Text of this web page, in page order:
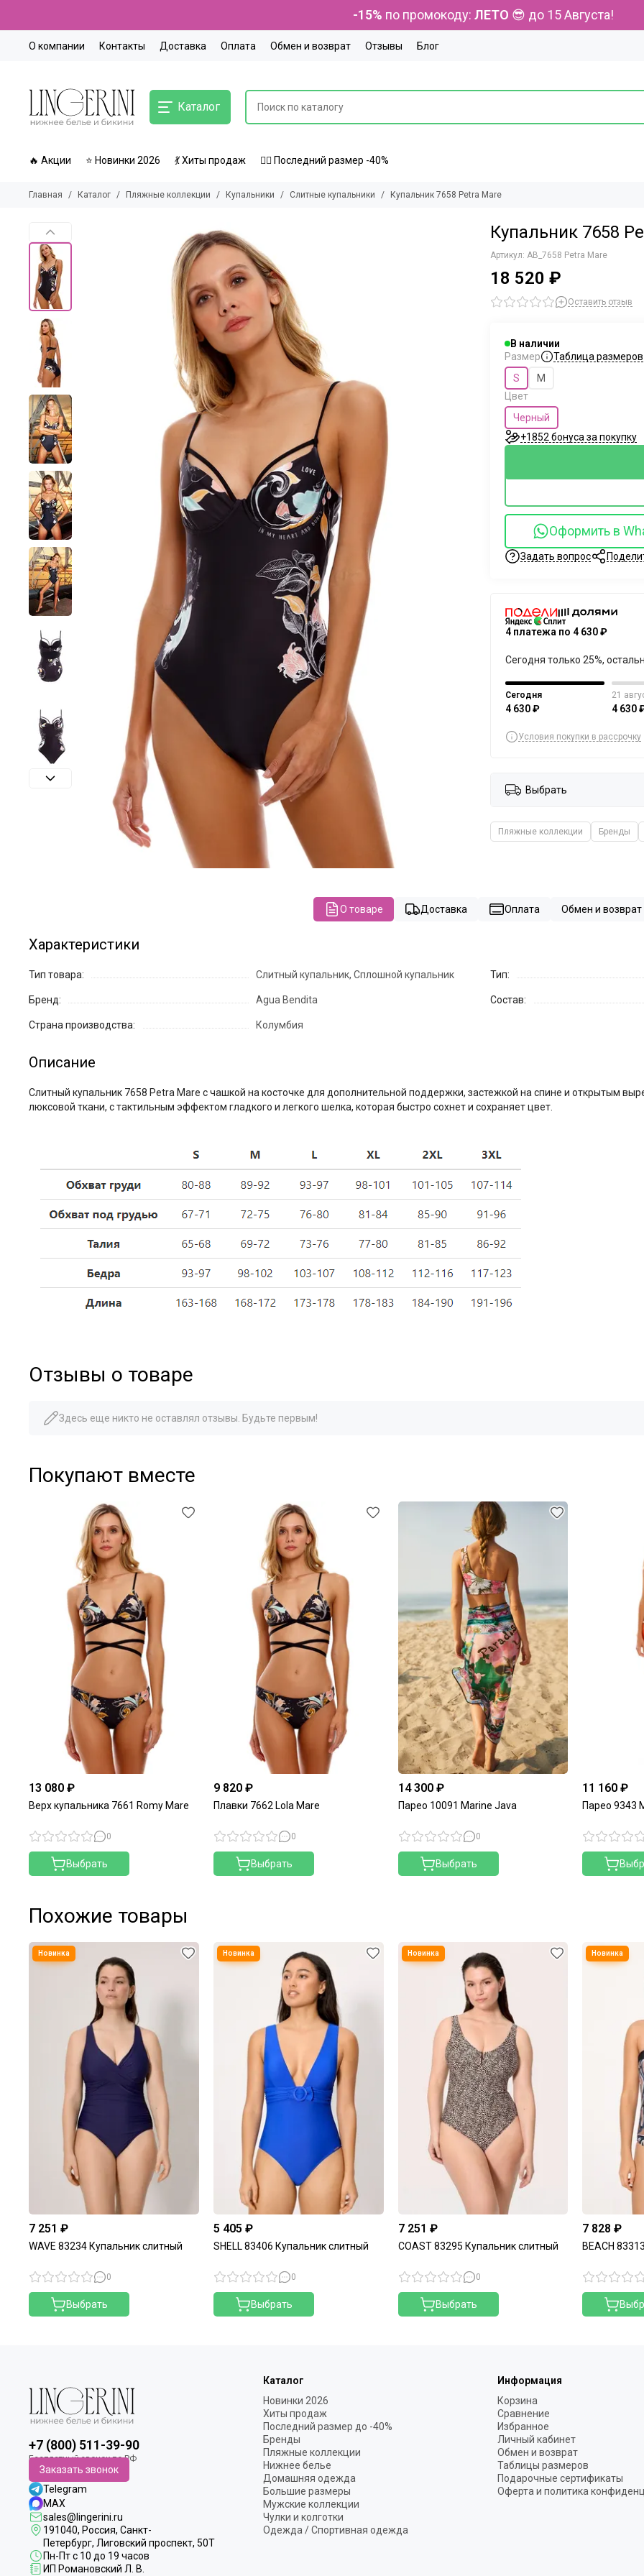
-15% по промокоду: ЛЕТО 😎 до 15 Августа!
О компании Контакты Доставка Оплата Обмен и возврат Отзывы Блог
Каталог
🔥 Акции ⭐ Новинки 2026 💃 Хиты продаж 🏃‍♀️ Последний размер -40%
Главная Каталог Пляжные коллекции Купальники Слитные купальники Купальник 7658 Petra Mare
Купальник 7658
Артикул: AB_7658 Petra Mare
18 520 ₽
Оставить отзыв
В наличии
Размер
Таблица размеров
S
M
Цвет
Черный
+1852 бонуса за покупку
Оформить в
Задать вопрос
4 платежа по 4 630 ₽
Сегодня только 25%,
Сегодня
4 630 ₽
21
4 630
Условия покупки в рассрочку
Выбрать
Пляжные коллекции Бренды
О товаре Доставка Оплата Обмен и возврат
Характеристики
Тип товара: Слитный купальник, Сплошной купальник
Бренд: Agua Bendita
Страна производства: Колумбия
Тип:
Состав:
Описание
Слитный купальник 7658 Petra Mare с чашкой на косточке для дополнительной поддержки, застежкой на спине и открытым
люксовой ткани, с тактильным эффектом гладкого и легкого шелка, которая быстро сохнет и сохраняет цвет.
Отзывы о товаре
Здесь еще никто не оставлял отзывы. Будьте первым!
Покупают вместе
13 080 ₽
Верх купальника 7661 Romy Mare
0
Выбрать
9 820 ₽
Плавки 7662 Lola Mare
0
Выбрать
14 300 ₽
Парео 10091 Marine Java
0
Выбрать
11 160 ₽
Парео 9343
Похожие товары
7 251 ₽
WAVE 83234 Купальник слитный
0
Выбрать
5 405 ₽
SHELL 83406 Купальник слитный
0
Выбрать
7 251 ₽
COAST 83295 Купальник слитный
0
Выбрать
7 828 ₽
BEACH
+7 (800) 511-39-90
Заказать звонок
Telegram
MAX
sales@lingerini.ru
191040, Россия, Санкт-
Петербург, Лиговский проспект, 50Т
Пн-Пт с 10 до 19 часов
ИП Романовский Л. В.
Каталог
Новинки 2026
Хиты продаж
Последний размер до -40%
Бренды
Пляжные коллекции
Нижнее белье
Домашняя одежда
Большие размеры
Мужские коллекции
Чулки и колготки
Одежда / Спортивная одежда
Информация
Корзина
Сравнение
Избранное
Личный кабинет
Обмен и возврат
Таблицы размеров
Подарочные сертификаты
Оферта и политика